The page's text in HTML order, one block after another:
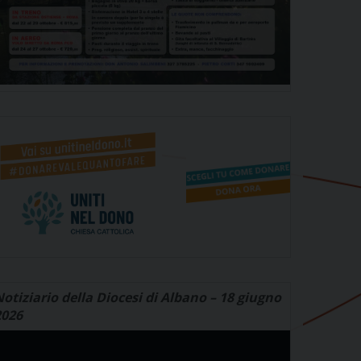
della Diocesi di Albano – 18 giugno